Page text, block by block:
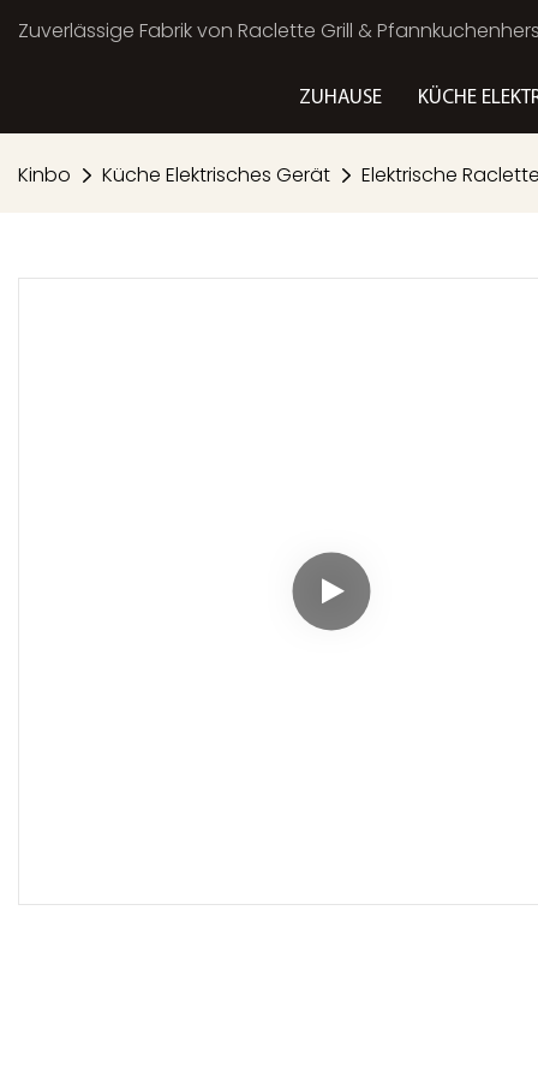
Zuverlässige Fabrik von Raclette Grill &
ZUHAUSE KÜCHE
Kinbo Küche Elektrisches Gerät Elektrische